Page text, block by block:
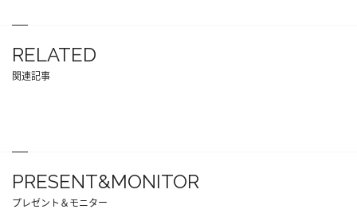
RELATED
関連記事
PRESENT&MONITOR
プレゼント＆モニター